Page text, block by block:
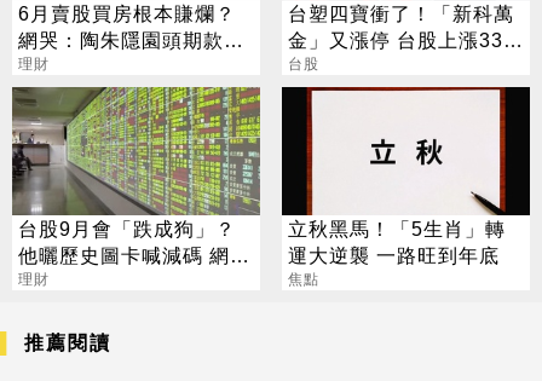
6月賣股買房根本賺爛？
網哭：陶朱隱園頭期款已
賠光
理財
台塑四寶衝了！「新科萬
金」又漲停 台股上漲330
點
台股
台股9月會「跌成狗」？
他曬歷史圖卡喊減碼 網看
法兩極
理財
立秋黑馬！「5生肖」轉
運大逆襲 一路旺到年底
焦點
推薦閱讀